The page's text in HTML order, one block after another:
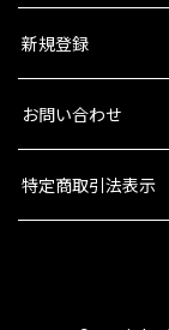
新規登録
お問い合わせ
特定商取引法表示